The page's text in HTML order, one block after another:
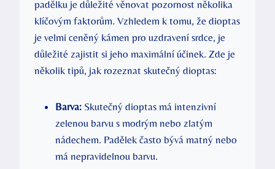
padělku je důležité věnovat pozornost několika
klíčovým faktorům. Vzhledem k tomu, že dioptas
je velmi ceněný kámen pro uzdravení srdce, je
důležité zajistit si jeho maximální účinek. Zde je
několik tipů, jak rozeznat skutečný dioptas:
Barva: Skutečný dioptas má intenzivní
zelenou barvu s modrým nebo zlatým
nádechem. Padělek často bývá matný nebo
má nepravidelnou barvu.